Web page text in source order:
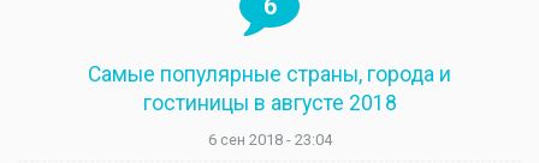
6
Самые популярные страны, города и
гостиницы в августе 2018
6 сен 2018 - 23:04